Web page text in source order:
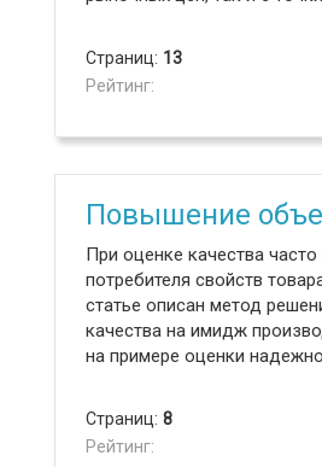
Страниц: 13
Рейтинг:
Повышение
При оценке качества
потребителя свойств
статье описан метод
качества на имидж
на примере оценки
Страниц: 8
Рейтинг: